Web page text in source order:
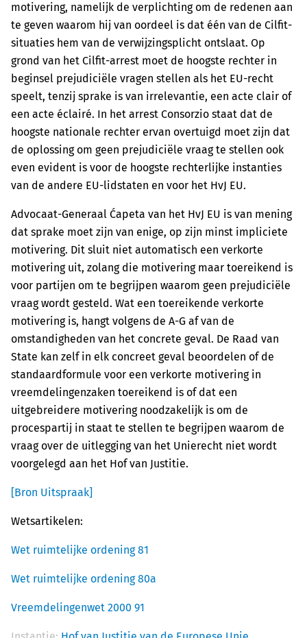
motivering, namelijk de verplichting om de redenen aan
te geven waarom hij van oordeel is dat één van de Cilfit-
situaties hem van de verwijzingsplicht ontslaat. Op
grond van het Cilfit-arrest moet de hoogste rechter in
beginsel prejudiciële vragen stellen als het EU-recht
speelt, tenzij sprake is van irrelevantie, een acte clair of
een acte éclairé. In het arrest Consorzio staat dat de
hoogste nationale rechter ervan overtuigd moet zijn dat
de oplossing om geen prejudiciële vraag te stellen ook
even evident is voor de hoogste rechterlijke instanties
van de andere EU-lidstaten en voor het HvJ EU.
Advocaat-Generaal Ćapeta van het HvJ EU is van mening
dat sprake moet zijn van enige, op zijn minst impliciete
motivering. Dit sluit niet automatisch een verkorte
motivering uit, zolang die motivering maar toereikend is
voor partijen om te begrijpen waarom geen prejudiciële
vraag wordt gesteld. Wat een toereikende verkorte
motivering is, hangt volgens de A-G af van de
omstandigheden van het concrete geval. De Raad van
State kan zelf in elk concreet geval beoordelen of de
standaardformule voor een verkorte motivering in
vreemdelingenzaken toereikend is of dat een
uitgebreidere motivering noodzakelijk is om de
procespartij in staat te stellen te begrijpen waarom de
vraag over de uitlegging van het Unierecht niet wordt
voorgelegd aan het Hof van Justitie.
[Bron Uitspraak]
Wetsartikelen:
Wet ruimtelijke ordening 81
Wet ruimtelijke ordening 80a
Vreemdelingenwet 2000 91